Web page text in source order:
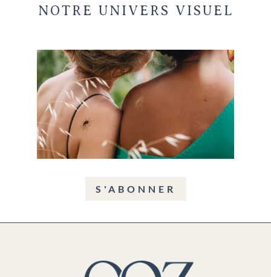
NOTRE UNIVERS VISUEL
S'ABONNER